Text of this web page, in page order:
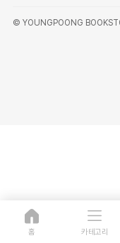
© YOUNGPOONG
홈 카테고리